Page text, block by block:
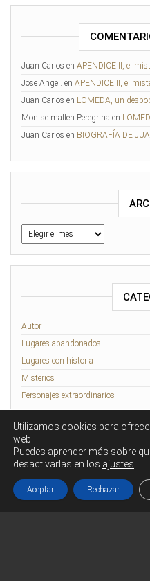
Juan Carlos en APENDICE II, el
Jose Angel. en APENDICE II, el
Juan Carlos en LOMEDA, un
Montse mallen Peregrina en
Juan Carlos en BIOGRAFÍA DE
Archivos
Autor
Lugares abandonados
Lugares con historia
Misterios
Personajes extraordinarios
Relatos de lo Insólito
Rennes-le-Château
Funciona gracias a
Utilizamos cookies para
web.
Puedes aprender más sobre
desactivarlas en los ajustes
Aceptar Rechazar